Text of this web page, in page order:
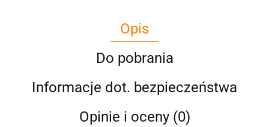
Opis
Do pobrania
Informacje dot. bezpieczeństwa
Opinie i oceny (0)